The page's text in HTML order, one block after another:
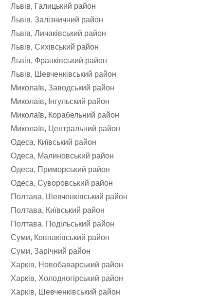
Львів, Галицький район
Львів, Залізничний район
Львів, Личаківський район
Львів, Сихівський район
Львів, Франківський район
Львів, Шевченківський район
Миколаїв, Заводський район
Миколаїв, Інгульский район
Миколаїв, Корабельний район
Миколаїв, Центральний район
Одеса, Київський район
Одеса, Малиновський район
Одеса, Приморський район
Одеса, Суворовський район
Полтава, Шевченківський район
Полтава, Київський район
Полтава, Подільський район
Суми, Ковпаківський район
Суми, Зарічний район
Харків, Новобаварський район
Харків, Холодногірський район
Харків, Шевченківський район